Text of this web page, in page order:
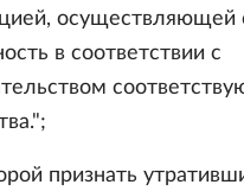
осуществляющей
в соответствии с
признать